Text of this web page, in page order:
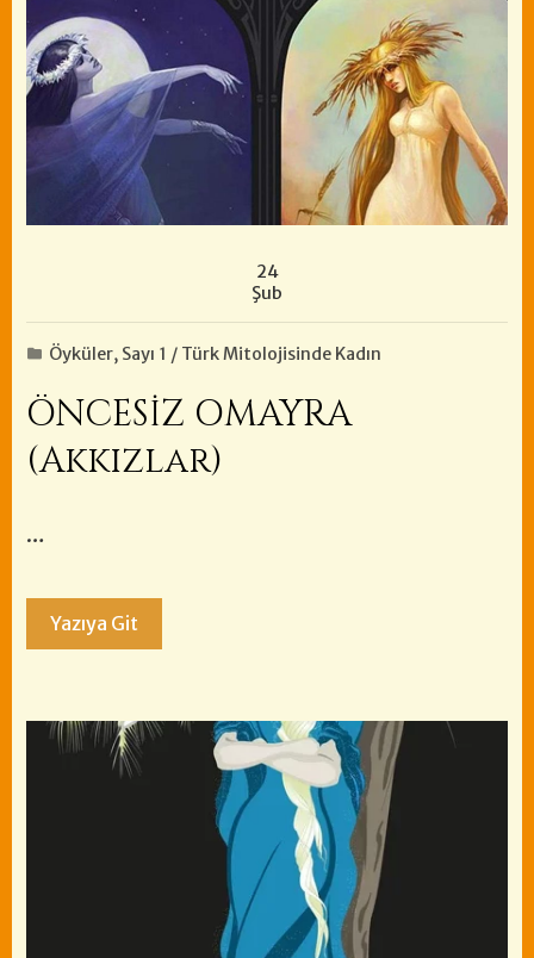
24
Şub
Öyküler, Sayı 1 / Türk Mitolojisinde Kadın
ÖNCESİZ OMAYRA
(Akkızlar)
…
Yazıya Git